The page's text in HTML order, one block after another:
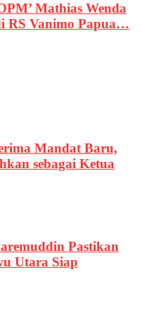
Mathias Wenda
RS Vanimo Papua…
Mandat Baru,
sebagai Ketua
Pastikan
Utara Siap